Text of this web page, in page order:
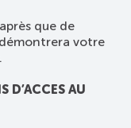
que de
votre
D’ACCES AU